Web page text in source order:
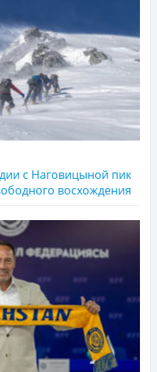
с Наговицыной пик
восхождения